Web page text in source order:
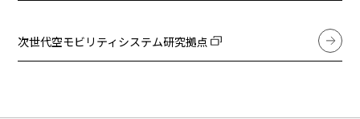
次世代空モビリティシステム研究拠点